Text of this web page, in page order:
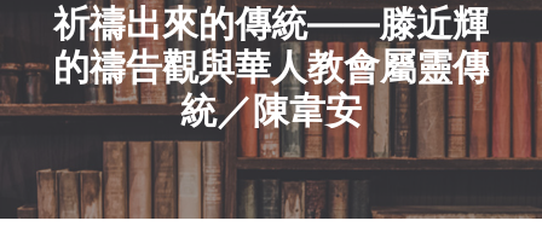
祈禱出來的傳統——滕近輝
的禱告觀與華人教會屬靈傳
統／陳韋安